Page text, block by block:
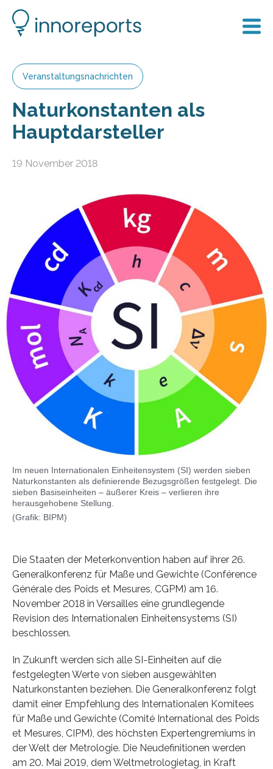
Veranstaltungsnachrichten
Naturkonstanten als
Hauptdarsteller
19 November 2018
Im neuen Internationalen Einheitensystem (SI) werden sieben
Naturkonstanten als definierende Bezugsgrößen festgelegt. Die
sieben Basiseinheiten – äußerer Kreis – verlieren ihre
herausgehobene Stellung.
(Grafik: BIPM)
Die Staaten der Meterkonvention haben auf ihrer 26.
Generalkonferenz für Maße und Gewichte (Conférence
Générale des Poids et Mesures, CGPM) am 16.
November 2018 in Versailles eine grundlegende
Revision des Internationalen Einheitensystems (SI)
beschlossen.
In Zukunft werden sich alle SI-Einheiten auf die
festgelegten Werte von sieben ausgewählten
Naturkonstanten beziehen. Die Generalkonferenz folgt
damit einer Empfehlung des Internationalen Komitees
für Maße und Gewichte (Comité International des Poids
et Mesures, CIPM), des höchsten Expertengremiums in
der Welt der Metrologie. Die Neudefinitionen werden
am 20. Mai 2019, dem Weltmetrologietag, in Kraft